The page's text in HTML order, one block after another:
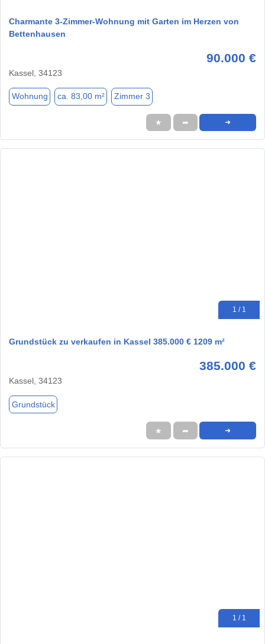
Charmante 3-Zimmer-Wohnung mit Garten im Herzen von
Bettenhausen
90.000 €
Kassel, 34123
Wohnung ca. 83,00 m² Zimmer 3
★ ➦ ➜
1 / 1
Grundstück zu verkaufen in Kassel 385.000 € 1209 m²
385.000 €
Kassel, 34123
Grundstück
★ ➦ ➜
1 / 1